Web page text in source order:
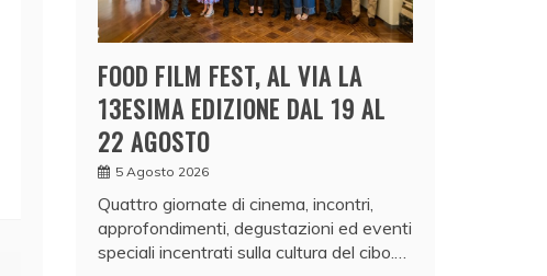
FOOD FILM FEST, AL VIA LA
13ESIMA EDIZIONE DAL 19 AL
22 AGOSTO
5 Agosto 2026
Quattro giornate di cinema, incontri,
approfondimenti, degustazioni ed eventi
speciali incentrati sulla cultura del cibo.…